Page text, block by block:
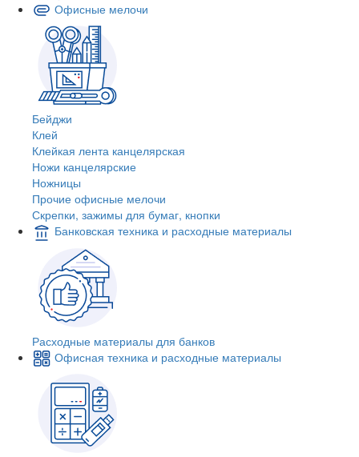
Офисные мелочи
Бейджи
Клей
Клейкая лента канцелярская
Ножи канцелярские
Ножницы
Прочие офисные мелочи
Скрепки, зажимы для бумаг, кнопки
Банковская техника и расходные материалы
Расходные материалы для банков
Офисная техника и расходные материалы